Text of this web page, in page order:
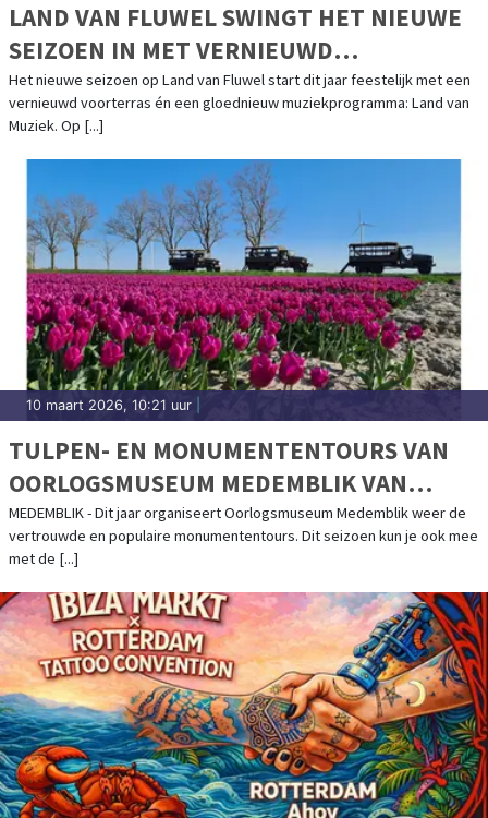
LAND VAN FLUWEL SWINGT HET NIEUWE
SEIZOEN IN MET VERNIEUWD
VOORTERRAS EN LAND VAN MUZIEK
Het nieuwe seizoen op Land van Fluwel start dit jaar feestelijk met een
vernieuwd voorterras én een gloednieuw muziekprogramma: Land van
Muziek. Op [...]
10 maart 2026, 10:21 uur
TULPEN- EN MONUMENTENTOURS VAN
OORLOGSMUSEUM MEDEMBLIK VAN
START!
MEDEMBLIK - Dit jaar organiseert Oorlogsmuseum Medemblik weer de
vertrouwde en populaire monumententours. Dit seizoen kun je ook mee
met de [...]